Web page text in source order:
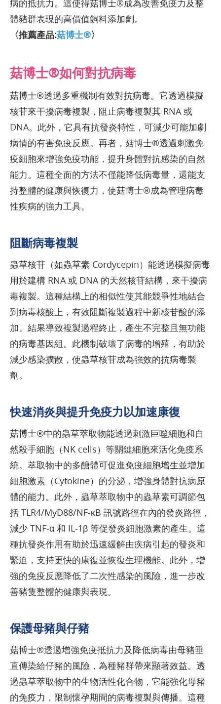
病的抵抗力。這使得菇博士®成為改善免疫力及整
體豬群表現的高價值飼料添加劑。
〈推薦產品:菇博士®〉
菇博士®如何對抗病毒
菇博士®透過多重機制有效對抗病毒。它透過模擬
核苷來干擾病毒複製，阻止病毒複製其 RNA 或
DNA。此外，它具有抗發炎特性，可減少可能加劇
病情的有害免疫反應。再者，菇博士®透過刺激免
疫細胞來增強免疫功能，提升身體對抗感染的自然
能力。這種全面的方法不僅能降低病毒量，還能支
持整體的健康與恢復力，使菇博士®成為管理病毒
性疾病的強力工具。
阻斷病毒複製
蟲草核苷（如蟲草素 Cordycepin）能透過模擬病毒
用於建構 RNA 或 DNA 的天然核苷結構，來干擾病
毒複製。這種結構上的相似性使其能競爭性地結合
到病毒核酸上，有效阻斷複製過程中新核苷酸的添
加。結果導致複製過程終止，產生不完整且無功能
的病毒基因組。此機制破壞了病毒的增殖，有助於
減少感染擴散，使蟲草核苷成為強效的抗病毒製
劑。
快速消炎與提升免疫力以加速康復
菇博士®中的蟲草萃取物能透過刺激巨噬細胞和自
然殺手細胞（NK cells）等關鍵細胞來活化免疫系
統。萃取物中的多醣體可促進免疫細胞增生並增加
細胞激素（Cytokine）的分泌，增強身體對抗病原
體的能力。此外，蟲草萃取物中的蟲草素可調節包
括 TLR4/MyD88/NF-κB 訊號路徑在內的發炎路徑，
減少 TNF-α 和 IL-1β 等促發炎細胞激素的產生。這
種抗發炎作用有助於迅速緩解由疾病引起的發炎和
緊迫，支持更快的康復並恢復生理機能。此外，增
強的免疫反應降低了二次性感染的風險，進一步改
善豬隻整體的健康與表現。
保護母豬與仔豬
菇博士®透過增強免疫抵抗力及降低病毒由母豬垂
直傳染給仔豬的風險，為種豬群帶來顯著效益。透
過蟲草萃取物中的生物活性化合物，它能強化母豬
的免疫力，限制懷孕期間的病毒複製與傳播。這種